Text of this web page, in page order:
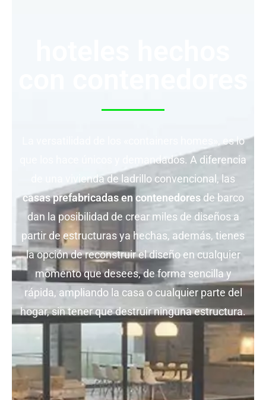
La versatilidad de los «containers homes», es lo
que los hace únicos y demandados. A diferencia
de una vivienda de ladrillo convencional, las
casas prefabricadas en contenedoresde barco
dan la posibilidad de crear miles de diseños a
partir de estructuras ya hechas, además, tienes
la opción de reconstruir el diseño en cualquier
momento que desees, de forma sencilla y
rápida, ampliando la casa o cualquier parte del
hogar, sin tener que destruir ninguna estructura.